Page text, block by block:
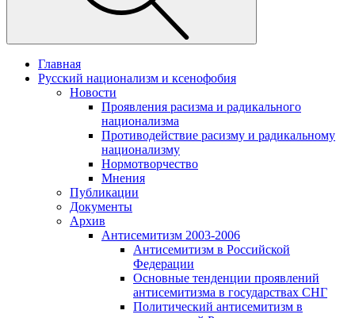
Главная
Русский национализм и ксенофобия
Новости
Проявления расизма и радикального
национализма
Противодействие расизму и радикальному
национализму
Нормотворчество
Мнения
Публикации
Документы
Архив
Антисемитизм 2003-2006
Антисемитизм в Российской
Федерации
Основные тенденции проявлений
антисемитизма в государствах СНГ
Политический антисемитизм в